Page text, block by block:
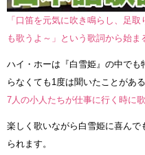
「口笛を元気に吹き鳴らし、足
も歌うよ～」という歌詞から始ま
ハイ・ホーは『白雪姫』の中で
らなくても1度は聞いたことがあ
7人の小人たちが仕事に行く時に歌
楽しく歌いながら白雪姫に喜ん
られます。